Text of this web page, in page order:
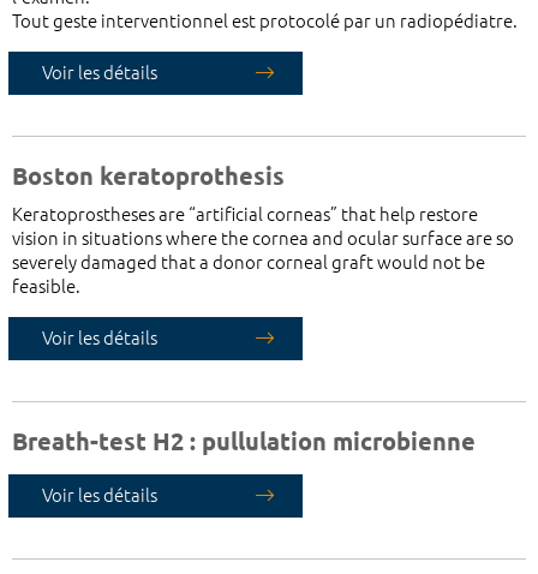
Tout geste interventionnel est protocolé par un radiopédiatre.
Voir les détails
Boston keratoprothesis
Keratoprostheses are “artificial corneas” that help restore
vision in situations where the cornea and ocular surface are so
severely damaged that a donor corneal graft would not be
feasible.
Voir les détails
Breath-test H2 : pullulation microbienne
Voir les détails